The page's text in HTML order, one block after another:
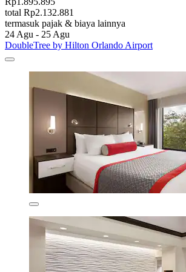
total Rp2.132.881
termasuk pajak & biaya lainnya
24 Agu - 25 Agu
DoubleTree by Hilton Orlando Airport